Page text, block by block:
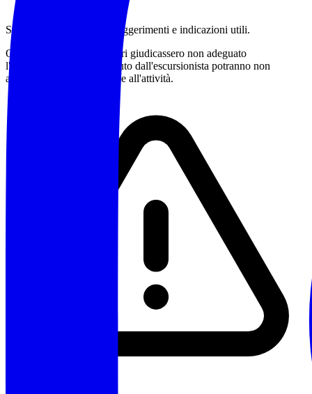
Sono a disposizione per suggerimenti e indicazioni utili.
Qualora gli accompagnatori giudicassero non adeguato
l'equipaggiamento posseduto dall'escursionista potranno non
accettarne la partecipazione all'attività.